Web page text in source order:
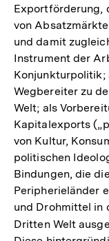
Exportförderung,
von
und damit
Instrument der
Wegbereiter zu
Welt; als
Kapitalexports
von Kultur,
politischen
Bindungen, die
Peripherieländer
und Drohmittel in
Dritten Welt